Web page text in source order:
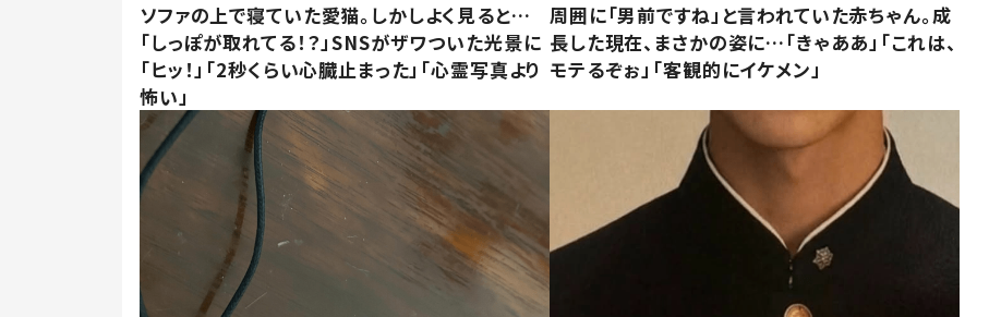
ソファの上で寝ていた愛猫。しかしよく見ると…
「しっぽが取れてる！？」SNSがザワついた光景に
「ヒッ！」「2秒くらい心臓止まった」「心霊写真より
怖い」
周囲に「男前ですね」と言われていた赤ちゃん。成
長した現在、まさかの姿に…「きゃああ」「これは、
モテるぞぉ」「客観的にイケメン」